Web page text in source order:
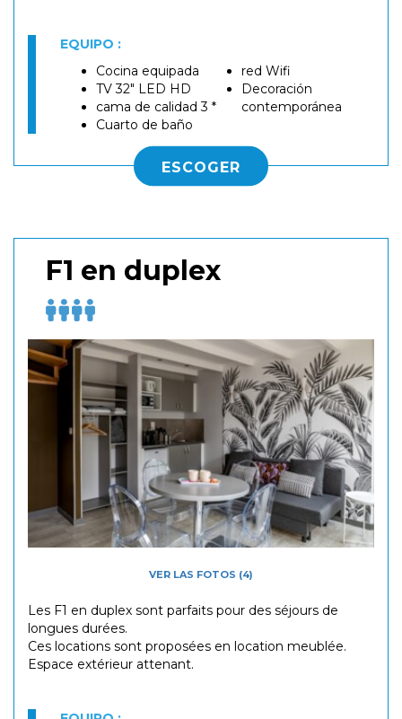
EQUIPO :
Cocina equipada
TV 32" LED HD
cama de calidad 3 *
Cuarto de baño
red Wifi
Decoración
contemporánea
ESCOGER
F1 en duplex
VER LAS FOTOS (4)
Les F1 en duplex sont parfaits pour des séjours de
longues durées.
Ces locations sont proposées en location meublée.
​Espace extérieur attenant.